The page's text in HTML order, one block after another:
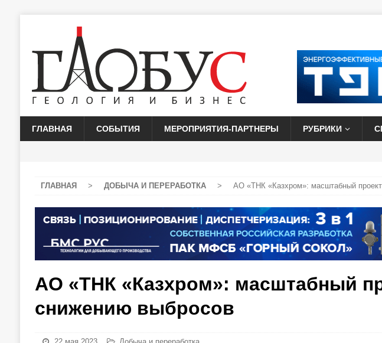
ГЛАВНАЯ СОБЫТИЯ МЕРОПРИЯТИЯ-ПАРТНЕРЫ РУБРИКИ
ГЛАВНАЯ > ДОБЫЧА И ПЕРЕРАБОТКА > АО «ТНК «Казхром»: масштабный
АО «ТНК «Казхром»: масштабный
снижению выбросов